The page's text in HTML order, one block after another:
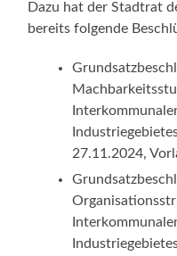
Dazu hat der Stadtrat
bereits folgende
27.11.2024,